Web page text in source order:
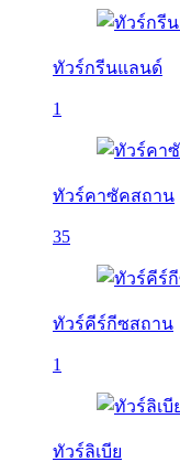
ทัวร์กรีนแลนด์
1
ทัวร์คาซัคสถาน
35
ทัวร์คีร์กีซสถาน
1
ทัวร์ลิเบีย